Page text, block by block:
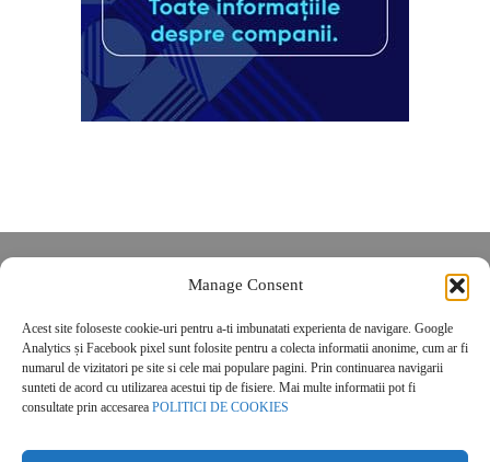
Manage Consent
Acest site foloseste cookie-uri pentru a-ti imbunatati experienta de navigare. Google
Analytics și Facebook pixel sunt folosite pentru a colecta informatii anonime, cum ar fi
numarul de vizitatori pe site si cele mai populare pagini. Prin continuarea navigarii
sunteti de acord cu utilizarea acestui tip de fisiere. Mai multe informatii pot fi
consultate prin accesarea POLITICI DE COOKIES
POLITICĂ DE CONFIDENȚIALITATE
Politica de cookies